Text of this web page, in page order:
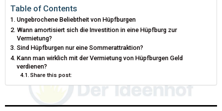
T
T
E
R
O
K
R
S N
Table of Contents
Ungebrochene Beliebtheit von Hüpfburgen
Wann amortisiert sich die Investition in eine Hüpfburg zur
Vermietung?
Sind Hüpfburgen nur eine Sommerattraktion?
Kann man wirklich mit der Vermietung von Hüpfburgen Geld
verdienen?
Share this post: